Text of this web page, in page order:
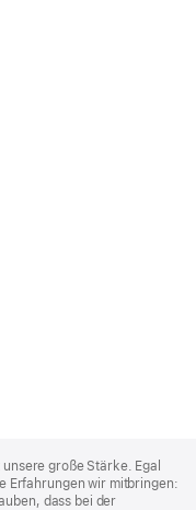
große Stärke. Egal
Erfahrungen wir mitbringen:
dass bei der